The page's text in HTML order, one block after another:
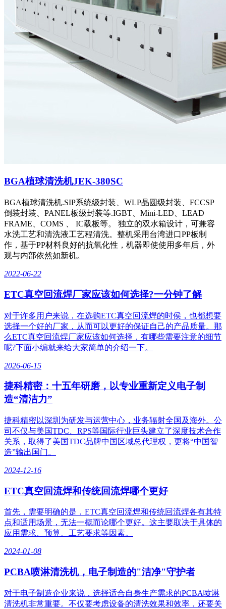
BGA植球清洗机JEK-380SC
BGA植球清洗机.SIP系统级封装、WLP晶圆级封装、FCCSP
倒装封装、PANEL板级封装等.IGBT、Mini-LED、LEAD
FRAME、COMS 、 IC载板等。 独立的双水箱设计，可兼容
水洗工艺和清洗液工艺程清洗。整机采用台湾进口PP板制
作，基于PP材料良好的抗氧化性，机器即使使用多年后，外
观与内部依然如新机。
2022-06-22
ETC真空回流焊厂家应该如何选择?一分钟了解
对于许多用户来说，在选购ETC真空回流焊的时侯，也都想要
选择一个好的厂家，从而可以更好的保证自己的产品质量。那
么ETC真空回流焊厂家应该如何选择，有哪些需要注意的细节
呢?下面小编就来给大家简单的介绍一下。
2026-06-15
捷科精密：十五年研磨，以专业重新定义电子制
造“清洁力”
捷科精密以深圳为研发与运营中心，业务辐射全国及海外。公
司不仅与美国TDC、RPS等国际行业巨头建立了深度技术合作
关系，取得了美国TDC品牌中国区域总代理权，更将“中国智
造”输出国门。
2024-12-16
ETC真空回流焊和传统回流焊哪个更好
​首先，需要明确的是，ETC真空回流焊和传统回流焊各有其特
点和适用场景，无法一概而论哪个更好。这主要取决于具体的
应用需求、预算、工艺要求等因素。
2024-01-08
PCBA喷淋清洗机，电子制造的"洁净"守护者
对于电子制造企业来说，选择适合自身生产需求的PCBA喷淋
清洗机非常重要。不仅要考虑设备的清洗效果和效率，还要关